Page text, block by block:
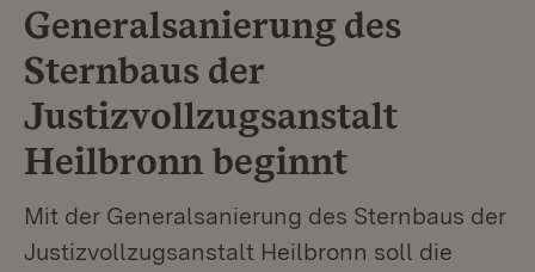
Generalsanierung des
Sternbaus der
Justizvollzugsanstalt
Heilbronn beginnt
Mit der Generalsanierung des Sternbaus der
Justizvollzugsanstalt Heilbronn soll die